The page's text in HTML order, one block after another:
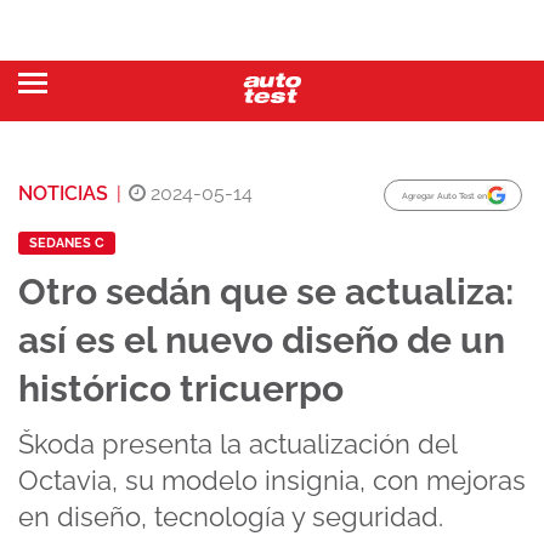
NOTICIAS | 2024-05-14 Agregar Auto Test en
SEDANES C
Otro sedán que se actualiza:
así es el nuevo diseño de un
histórico tricuerpo
Škoda presenta la actualización del
Octavia, su modelo insignia, con mejoras
en diseño, tecnología y seguridad.